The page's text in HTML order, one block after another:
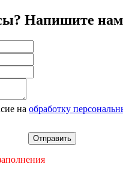
Напишите
на обработку